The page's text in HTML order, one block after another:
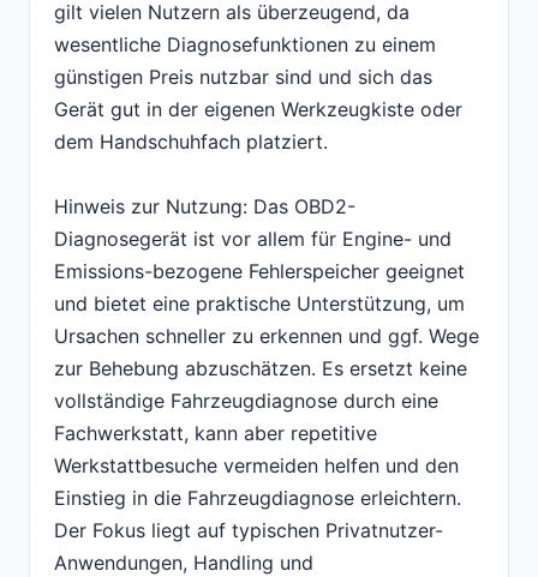
gilt vielen Nutzern als überzeugend, da
wesentliche Diagnosefunktionen zu einem
günstigen Preis nutzbar sind und sich das
Gerät gut in der eigenen Werkzeugkiste oder
dem Handschuhfach platziert.
Hinweis zur Nutzung: Das OBD2-
Diagnosegerät ist vor allem für Engine- und
Emissions-bezogene Fehlerspeicher geeignet
und bietet eine praktische Unterstützung, um
Ursachen schneller zu erkennen und ggf. Wege
zur Behebung abzuschätzen. Es ersetzt keine
vollständige Fahrzeugdiagnose durch eine
Fachwerkstatt, kann aber repetitive
Werkstattbesuche vermeiden helfen und den
Einstieg in die Fahrzeugdiagnose erleichtern.
Der Fokus liegt auf typischen Privatnutzer-
Anwendungen, Handling und